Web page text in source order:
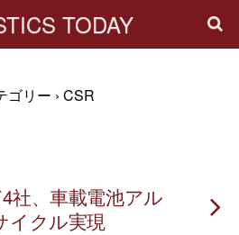
TODAY
ゴリー › CSR
社、車載電池アル
イクル実現